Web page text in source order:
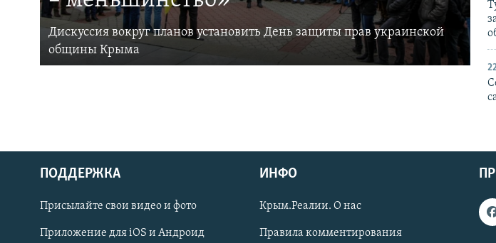
Українською
Qırımtatar
Дискуссия вокруг планов установить День защиты прав украинской
общины Крыма
ПОДДЕРЖКА
Присылайте свои видео и фото
Приложение для iOS и Андроид
ИНФО
Крым.Реалии. О нас
Правила комментирования